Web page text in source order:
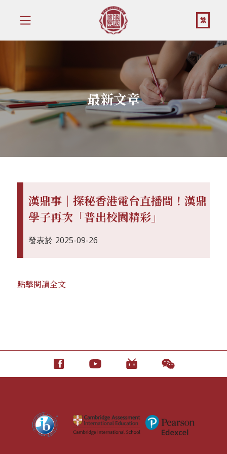
繁
最新文章
漢鼎事｜探秘香港電台直播間！漢鼎
學子再次「普出校園精彩」
發表於 2025-09-26
點擊閱讀全文